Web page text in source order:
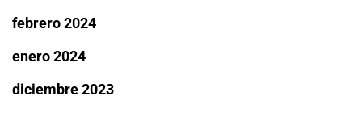
febrero 2024
enero 2024
diciembre 2023